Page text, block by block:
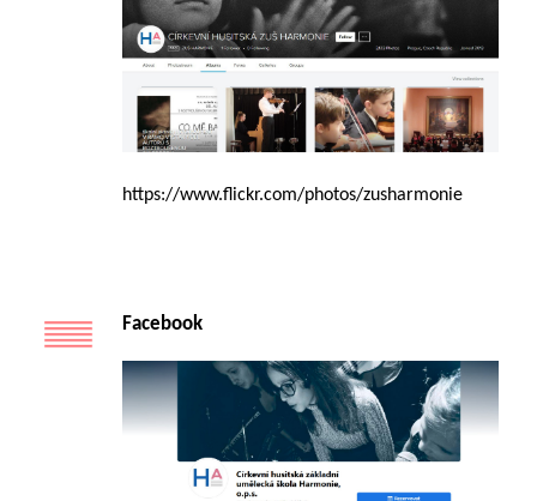
https://www.flickr.com/photos/zusharmonie
Facebook